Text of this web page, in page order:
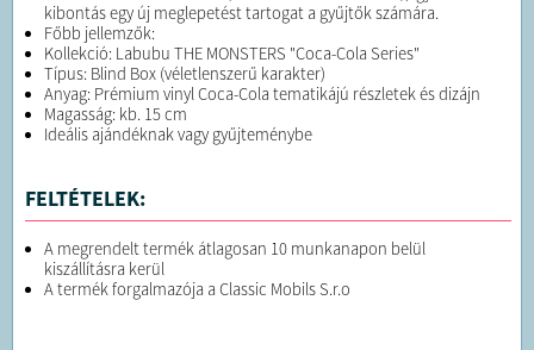
kibontás egy új meglepetést tartogat a gyűjtők számára.
Főbb jellemzők:
Kollekció: Labubu THE MONSTERS "Coca-Cola Series"
Típus: Blind Box (véletlenszerű karakter)
Anyag: Prémium vinyl Coca-Cola tematikájú részletek és dizájn
Magasság: kb. 15 cm
Ideális ajándéknak vagy gyűjteménybe
FELTÉTELEK:
A megrendelt termék átlagosan 10 munkanapon belül
kiszállításra kerül
A termék forgalmazója a Classic Mobils S.r.o